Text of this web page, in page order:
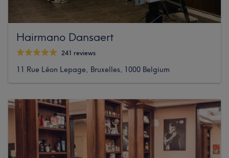
Hairmano Dansaert
241 reviews
11 Rue Léon Lepage, Bruxelles, 1000 Belgium